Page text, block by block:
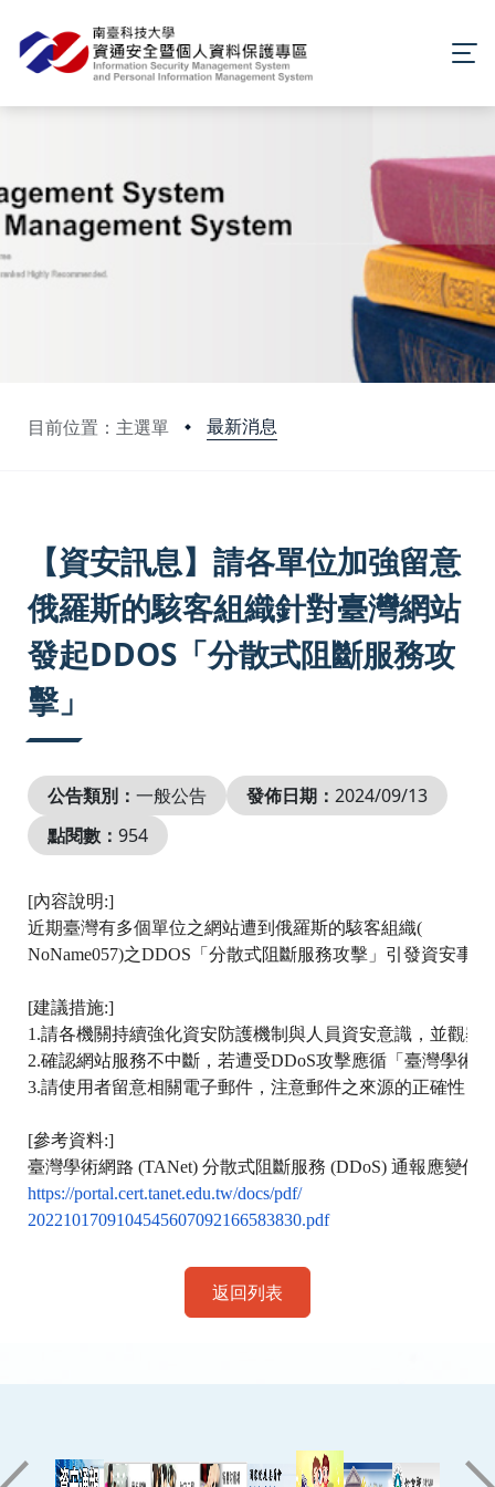
目前位置：主選單 最新消息
【資安訊息】請各單位加強留意
俄羅斯的駭客組織針對臺灣網站
發起DDOS「分散式阻斷服務攻
擊」
公告類別： 一般公告 發佈日期： 2024/09/13
點閱數： 954
[內容說明:]
近期臺灣有多個單位之網站遭到俄羅斯的駭客組織(
NoName057)之DDOS 「分散式阻斷服務攻擊」引發資安事
[建議措施:]
1.請各機關持續強化資安防護機制與人員資安意識，並觀察
2.確認網站服務不中斷，若遭受DDoS攻擊應循「臺灣學術
3.請使用者留意相關電子郵件，注意郵件之來源的正確性，
[參考資料:]
臺灣學術網路 (TANet) 分散式阻斷服務 (DDoS) 通報應變作
https://portal.cert.tanet.edu.tw/docs/pdf/
2022101709104545607092166583830.pdf
返回列表